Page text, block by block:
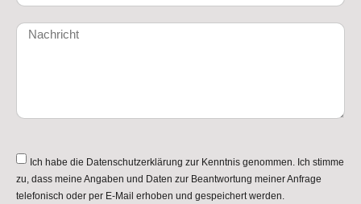
Ich habe die Datenschutzerklärung zur Kenntnis genommen. Ich stimme
zu, dass meine Angaben und Daten zur Beantwortung meiner Anfrage
telefonisch oder per E-Mail erhoben und gespeichert werden.